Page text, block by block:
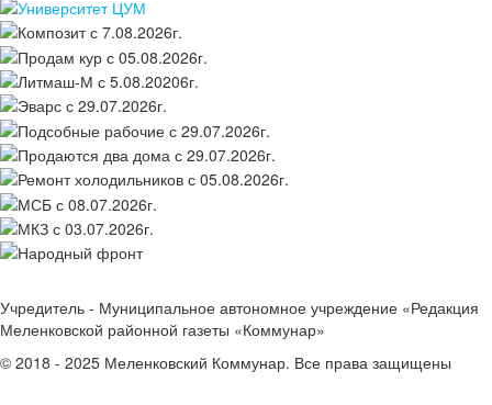
Учредитель - Муниципальное автономное учреждение «Редакция
Меленковской районной газеты «Коммунар»
© 2018 - 2025 Меленковский Коммунар. Все права защищены